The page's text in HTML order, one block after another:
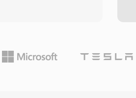
verdrängt
auf und die
zu älteren